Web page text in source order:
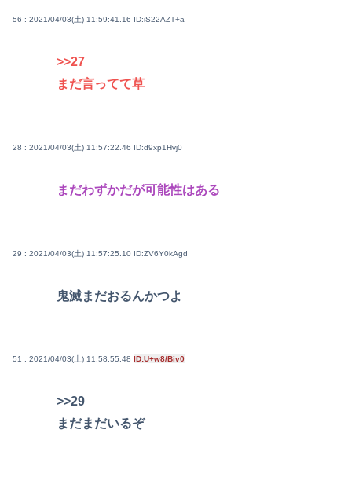
56 : 2021/04/03(土) 11:59:41.16 ID:iS22AZT+a
>>27
まだ言ってて草
28 : 2021/04/03(土) 11:57:22.46 ID:d9xp1Hvj0
まだわずかだが可能性はある
29 : 2021/04/03(土) 11:57:25.10 ID:ZV6Y0kAgd
鬼滅まだおるんかつよ
51 : 2021/04/03(土) 11:58:55.48 ID:U+w8/Biv0
>>29
まだまだいるぞ